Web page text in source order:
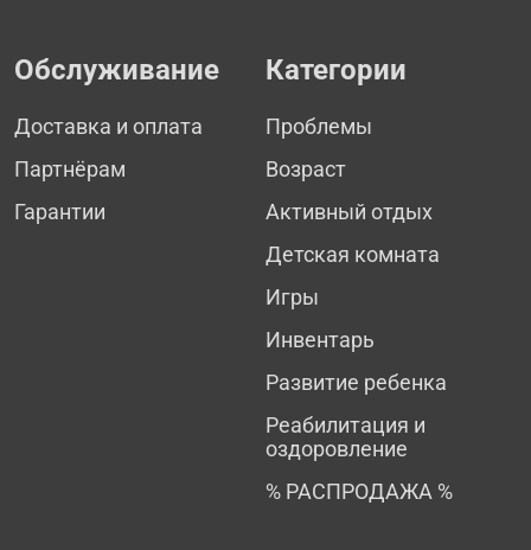
Обслуживание
Доставка и оплата
Партнёрам
Гарантии
Категории
Проблемы
Возраст
Активный отдых
Детская комната
Игры
Инвентарь
Развитие ребенка
Реабилитация и
оздоровление
% РАСПРОДАЖА %